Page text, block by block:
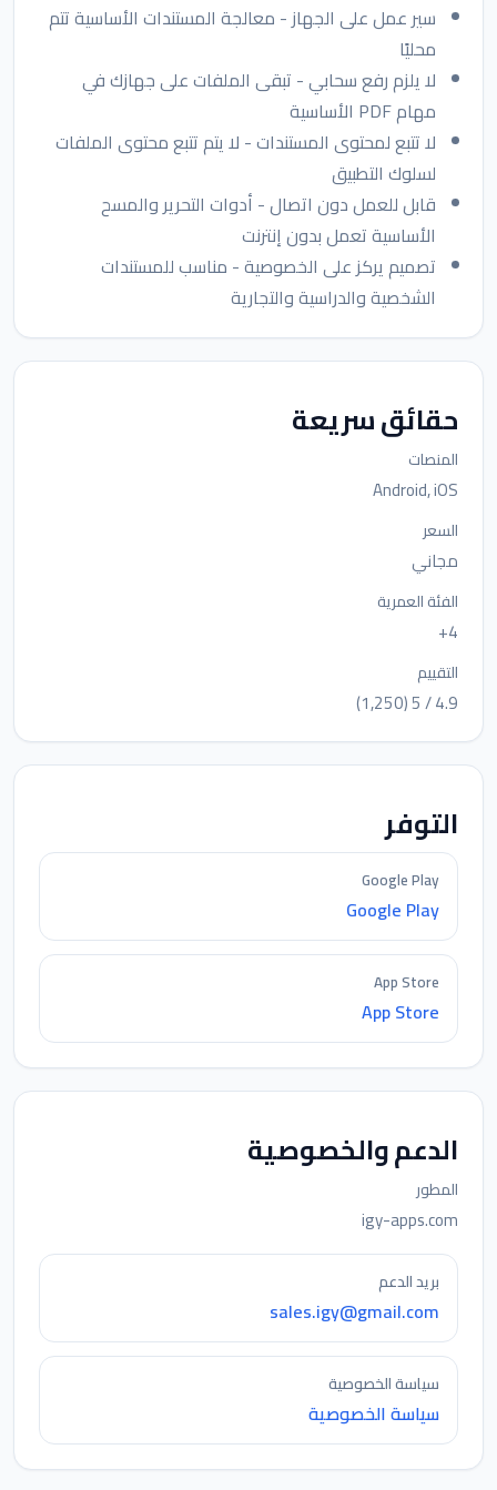
سير عمل على الجهاز - معالجة المستندات الأساسية تتم
محليًا
لا يلزم رفع سحابي - تبقى الملفات على جهازك في
مهام PDF الأساسية
لا تتبع لمحتوى المستندات - لا يتم تتبع محتوى الملفات
لسلوك التطبيق
قابل للعمل دون اتصال - أدوات التحرير والمسح
الأساسية تعمل بدون إنترنت
تصميم يركز على الخصوصية - مناسب للمستندات
الشخصية والدراسية والتجارية
حقائق سريعة
المنصات
Android, iOS
السعر
مجاني
الفئة العمرية
4+
التقييم
4.9 / 5 (1,250)
التوفر
Google Play
Google Play
App Store
App Store
الدعم والخصوصية
المطور
igy-apps.com
بريد الدعم
sales.igy@gmail.com
سياسة الخصوصية
سياسة الخصوصية